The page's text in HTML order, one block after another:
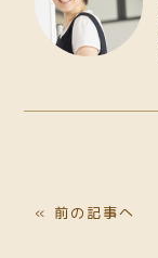
« 前の記事へ